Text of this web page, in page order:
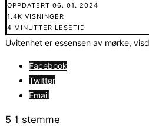
OPPDATERT 06. 01. 2024
1.4K VISNINGER
4 MINUTTER LESETID
Uvitenhet er essensen av mørke,
Facebook
Twitter
Email
5 1 stemme